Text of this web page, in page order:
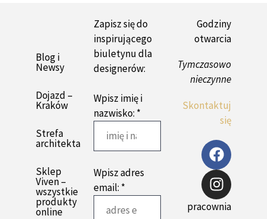
Blog i
Newsy
Dojazd –
Kraków
Strefa
architekta
Sklep
Viven –
wszystkie
produkty
online
Zapisz się do
inspirującego
biuletynu dla
designerów:
Wpisz imię i
nazwisko: *
Wpisz adres
email: *
Godziny
otwarcia
Tymczasowo
nieczynne
Skontaktuj
się
pracownia